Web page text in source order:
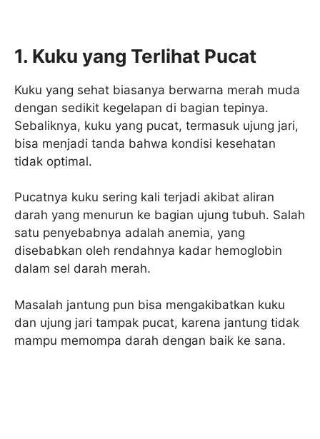
1. Kuku yang Terlihat Pucat
Kuku yang sehat biasanya berwarna merah muda
dengan sedikit kegelapan di bagian tepinya.
Sebaliknya, kuku yang pucat, termasuk ujung jari,
bisa menjadi tanda bahwa kondisi kesehatan
tidak optimal.
Pucatnya kuku sering kali terjadi akibat aliran
darah yang menurun ke bagian ujung tubuh. Salah
satu penyebabnya adalah anemia, yang
disebabkan oleh rendahnya kadar hemoglobin
dalam sel darah merah.
Masalah jantung pun bisa mengakibatkan kuku
dan ujung jari tampak pucat, karena jantung tidak
mampu memompa darah dengan baik ke sana.